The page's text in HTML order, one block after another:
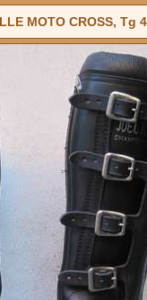
MOTO CROSS, Tg